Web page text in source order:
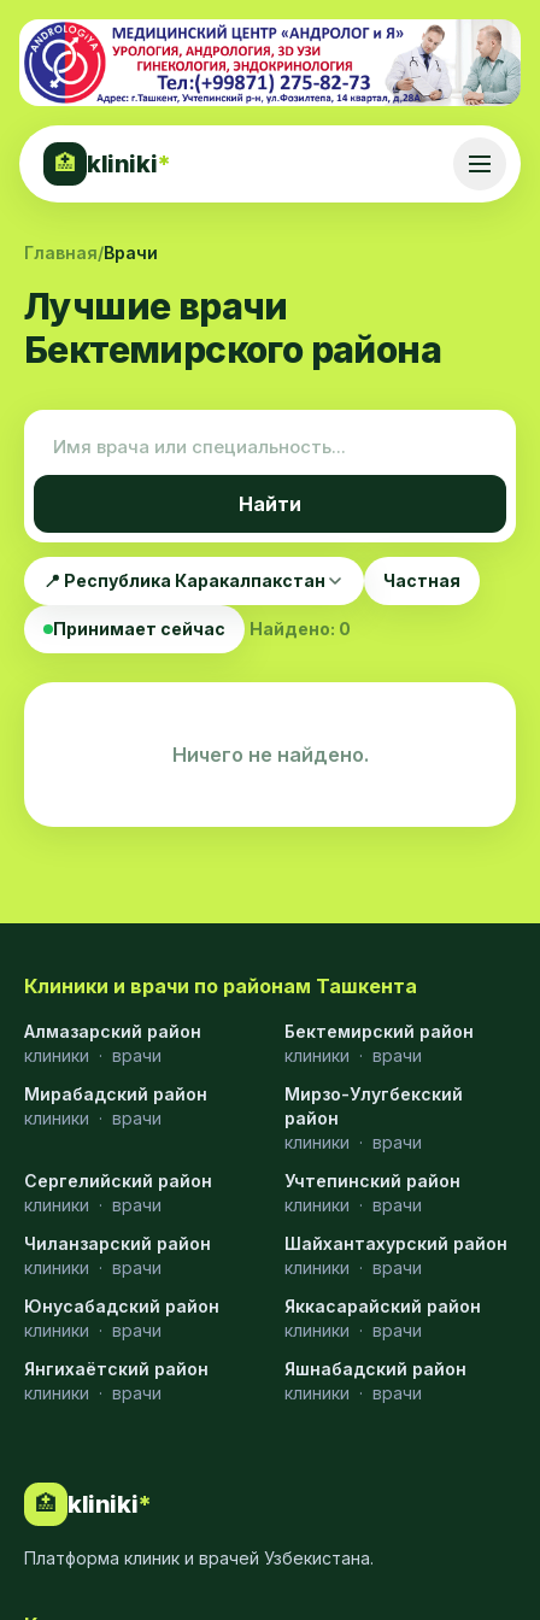
🏥 kliniki*
Главная/Врачи
Лучшие врачи
Бектемирского района
Найти
📍 Республика Каракалпакстан Частная
Принимает сейчас Найдено: 0
Ничего не найдено.
Клиники и врачи по районам Ташкента
Алмазарский район
клиники · врачи
Бектемирский район
клиники · врачи
Мирабадский район
клиники · врачи
Мирзо-Улугбекский
район
клиники · врачи
Сергелийский район
клиники · врачи
Учтепинский район
клиники · врачи
Чиланзарский район
клиники · врачи
Шайхантахурский район
клиники · врачи
Юнусабадский район
клиники · врачи
Яккасарайский район
клиники · врачи
Янгихаётский район
клиники · врачи
Яшнабадский район
клиники · врачи
🏥 kliniki*
Платформа клиник и врачей Узбекистана.